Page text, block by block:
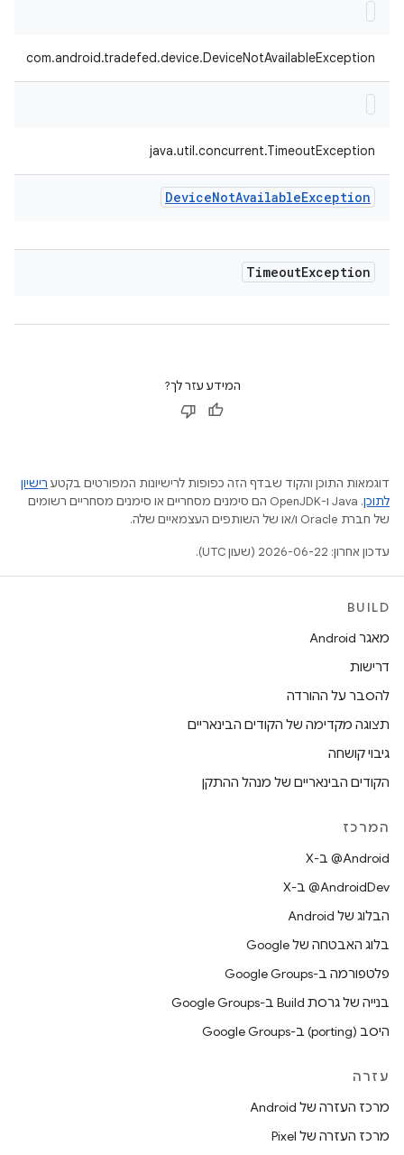
com.android.tradefed.device.DeviceNotAvailableException
java.util.concurrent.TimeoutException
DeviceNotAvailableException
TimeoutException
המידע עזר לך?
דוגמאות התוכן והקוד שבדף הזה כפופות לרישיונות המפורטים בקטע רישיון
לתוכן
.‏ Java ו-OpenJDK הם סימנים מסחריים או סימנים מסחריים רשומים
של חברת Oracle ו/או של השותפים העצמאיים שלה.
עדכון אחרון: 2026-06-22 (שעון UTC).
BUILD
מאגר Android
דרישות
להסבר על ההורדה
תצוגה מקדימה של הקודים הבינאריים
גיבוי קושחה
הקודים הבינאריים של מנהל ההתקן
המרכז
‫‎@Android ב-X
‫‎@AndroidDev ב-X
הבלוג של Android
בלוג האבטחה של Google
פלטפורמה ב-Google Groups
בנייה של גרסת Build ב-Google Groups
היסב (porting) ב-Google Groups
עזרה
מרכז העזרה של Android
מרכז העזרה של Pixel